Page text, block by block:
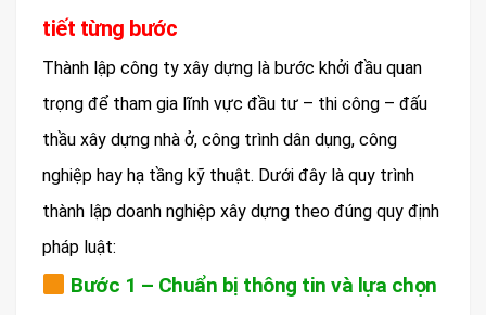
tiết từng bước
Thành lập công ty xây dựng là bước khởi đầu quan
trọng để tham gia lĩnh vực đầu tư – thi công – đấu
thầu xây dựng nhà ở, công trình dân dụng, công
nghiệp hay hạ tầng kỹ thuật. Dưới đây là quy trình
thành lập doanh nghiệp xây dựng theo đúng quy định
pháp luật:
Bước 1 – Chuẩn bị thông tin và lựa chọn